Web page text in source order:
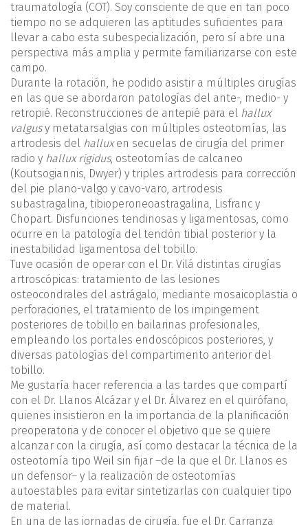
traumatología (COT). Soy consciente de que en tan poco
tiempo no se adquieren las aptitudes suficientes para
llevar a cabo esta subespecialización, pero sí abre una
perspectiva más amplia y permite familiarizarse con este
campo.
Durante la rotación, he podido asistir a múltiples cirugías
en las que se abordaron patologías del ante-, medio- y
retropié. Reconstrucciones de antepié para el hallux
valgusy metatarsalgias con múltiples osteotomías, las
artrodesis del halluxen secuelas de cirugía del primer
radio y hallux rigidus, osteotomías de calcaneo
(Koutsogiannis, Dwyer) y triples artrodesis para corrección
del pie plano-valgo y cavo-varo, artrodesis
subastragalina, tibioperoneoastragalina, Lisfranc y
Chopart. Disfunciones tendinosas y ligamentosas, como
ocurre en la patología del tendón tibial posterior y la
inestabilidad ligamentosa del tobillo.
Tuve ocasión de operar con el Dr. Vilá distintas cirugías
artroscópicas: tratamiento de las lesiones
osteocondrales del astrágalo, mediante mosaicoplastia o
perforaciones, el tratamiento de los impingement
posteriores de tobillo en bailarinas profesionales,
empleando los portales endoscópicos posteriores, y
diversas patologías del compartimento anterior del
tobillo.
Me gustaría hacer referencia a las tardes que compartí
con el Dr. Llanos Alcázar y el Dr. Álvarez en el quirófano,
quienes insistieron en la importancia de la planificación
preoperatoria y de conocer el objetivo que se quiere
alcanzar con la cirugía, así como destacar la técnica de la
osteotomía tipo Weil sin fijar –de la que el Dr. Llanos es
un defensor– y la realización de osteotomías
autoestables para evitar sintetizarlas con cualquier tipo
de material.
En una de las jornadas de cirugía, fue el Dr. Carranza